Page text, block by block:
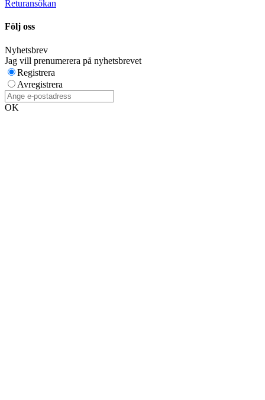
Returansökan
Följ oss
Nyhetsbrev
Jag vill prenumerera på nyhetsbrevet
Registrera
Avregistrera
OK